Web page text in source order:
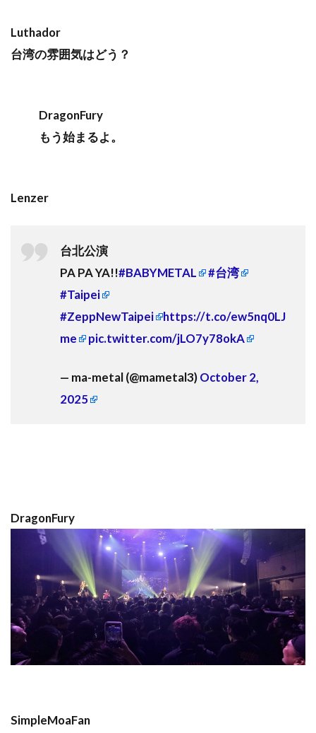
Luthador
台湾の雰囲気はどう？
DragonFury
もう始まるよ。
Lenzer
台北公演
PA PA YA!!#BABYMETAL
#台湾
#Taipei
#ZeppNewTaipei
https://t.co/ew5nq0LJ
me
pic.twitter.com/jLO7y78okA
— ma-metal (@mametal3)October 2,
2025
DragonFury
SimpleMoaFan